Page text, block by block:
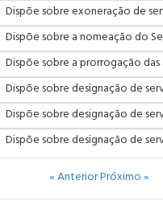
Dispõe sobre exoneração de
Dispõe sobre a nomeação do
Dispõe sobre a prorrogação
Dispõe sobre designação de
Dispõe sobre designação de
Dispõe sobre designação de
« AnteriorPróximo »